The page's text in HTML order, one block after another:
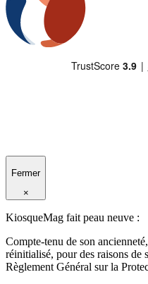
Fermer
×
KiosqueMag fait peau neuve :
Compte-tenu de son
réinitialisé, pour des raisons de
Règlement Général sur la